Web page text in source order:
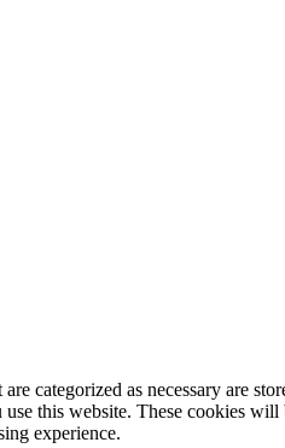
categorized as necessary are
this website. These cookies
experience.